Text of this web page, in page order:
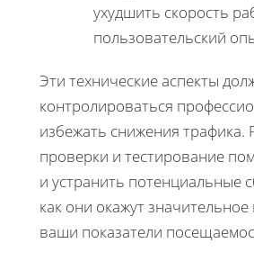
ухудшить скорость
пользовательский
Эти технические аспекты
контролироваться
избежать снижения трафика.
проверки и тестирование
и устранить потенциальные
как они окажут
ваши показатели